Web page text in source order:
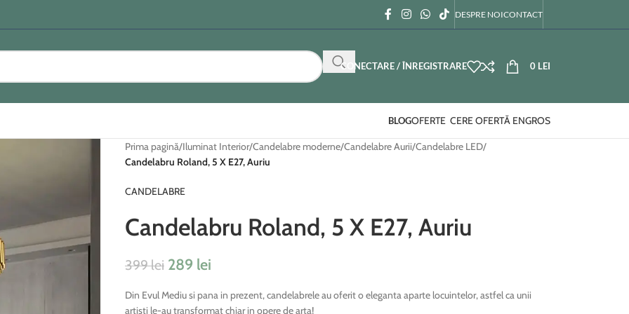
DESPRE NOICONTACT
CONECTARE / ÎNREGISTRARE 0 LEI
BLOGOFERTE CERE OFERTĂ ENGROS
Prima pagină/Iluminat Interior/Candelabre moderne/Candelabre Aurii/Candelabre LED/
Candelabru Roland, 5 X E27, Auriu
CANDELABRE
Candelabru Roland, 5 X E27, Auriu
399lei 289 lei
Din Evul Mediu si pana in prezent, candelabrele au oferit o eleganta aparte locuintelor, astfel ca unii
artisti le-au transformat chiar in opere de arta!